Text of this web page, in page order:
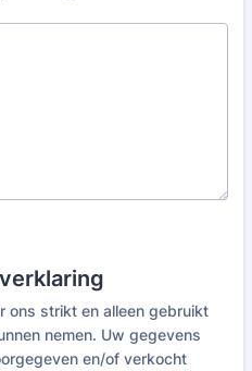
ons strikt en alleen gebruikt
nemen. Uw gegevens
en/of verkocht